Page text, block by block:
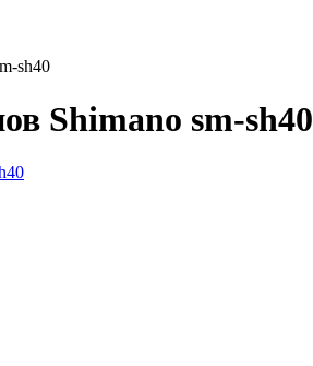
sh40
Shimano sm-sh40